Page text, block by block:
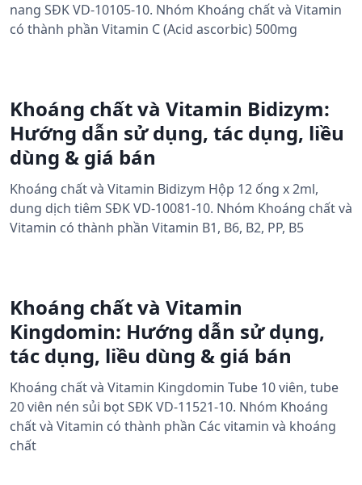
nang SĐK VD-10105-10. Nhóm Khoáng chất và Vitamin
có thành phần Vitamin C (Acid ascorbic) 500mg
Khoáng chất và Vitamin Bidizym:
Hướng dẫn sử dụng, tác dụng, liều
dùng & giá bán
Khoáng chất và Vitamin Bidizym Hộp 12 ống x 2ml,
dung dịch tiêm SĐK VD-10081-10. Nhóm Khoáng chất và
Vitamin có thành phần Vitamin B1, B6, B2, PP, B5
Khoáng chất và Vitamin
Kingdomin: Hướng dẫn sử dụng,
tác dụng, liều dùng & giá bán
Khoáng chất và Vitamin Kingdomin Tube 10 viên, tube
20 viên nén sủi bọt SĐK VD-11521-10. Nhóm Khoáng
chất và Vitamin có thành phần Các vitamin và khoáng
chất